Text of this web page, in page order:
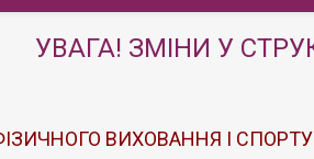
УВАГА! ЗМІНИ У
ВИХОВАННЯ І СПОРТУ